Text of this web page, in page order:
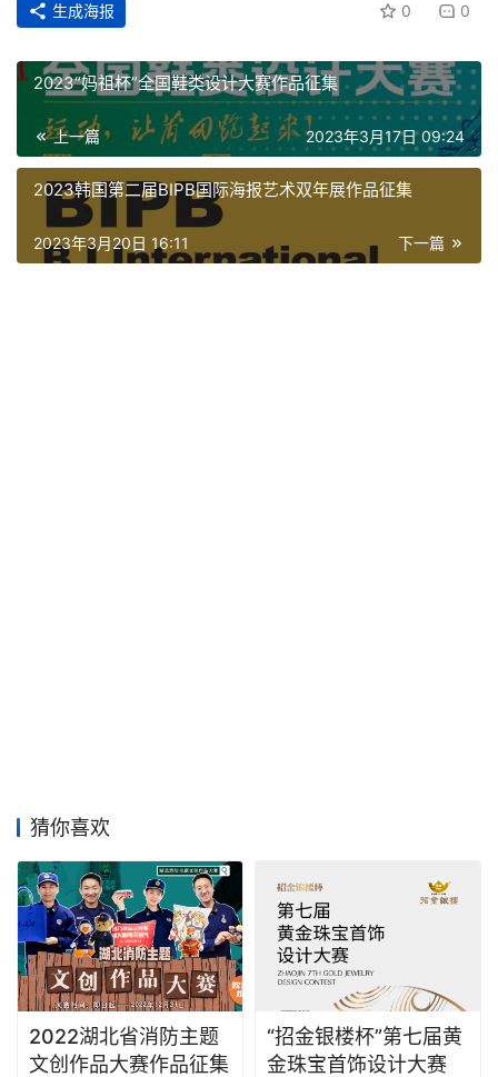
工
业
材
赛
生成海报 0 0
2023“妈祖杯”全国鞋类设计大赛作品征集
上一篇 2023年3月17日 09:24
2023韩国第二届BIPB国际海报艺术双年展作品征集
下一篇
2023年3月20日 16:11
猜你喜欢
2022湖北省消防主题
文创作品大赛作品征集
“招金银楼杯”第七届黄
金珠宝首饰设计大赛